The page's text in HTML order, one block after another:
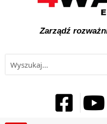
Zarządź